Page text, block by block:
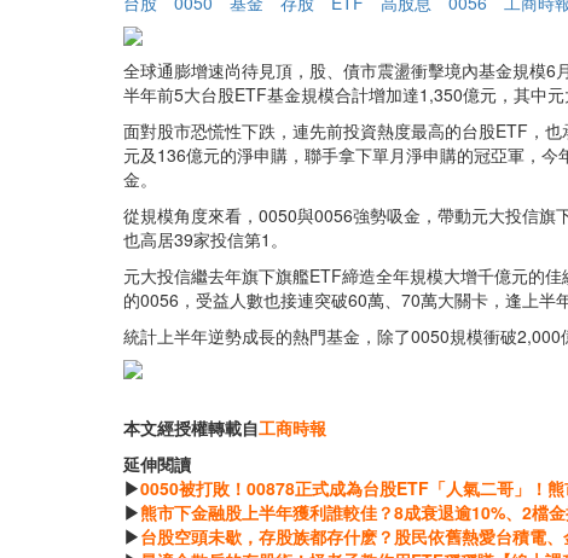
全球通膨增速尚待見頂，股、債市震盪衝擊境內基金規模
半年前5大台股ETF基金規模合計增加達1,350億元，其中
面對股市恐慌性下跌，連先前投資熱度最高的台股ETF，
元及136億元的淨申購，聯手拿下單月淨申購的冠亞軍，
金。
從規模角度來看，0050與0056強勢吸金，帶動元大投信旗
也高居39家投信第1。
元大投信繼去年旗下旗艦ETF締造全年規模大增千億元的
的0056，受益人數也接連突破60萬、70萬大關卡，逢上半
統計上半年逆勢成長的熱門基金，除了0050規模衝破
本文經授權轉載自工商時報
延伸閱讀
▶0050被打敗！00878正式成為台股ETF「人氣二哥」！
▶熊市下金融股上半年獲利誰較佳？8成衰退逾10%、2檔
▶台股空頭未歇，存股族都存什麽？股民依舊熱愛台積電